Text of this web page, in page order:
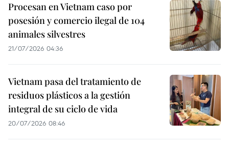
Procesan en Vietnam caso por
posesión y comercio ilegal de 104
animales silvestres
21/07/2026 04:36
Vietnam pasa del tratamiento de
residuos plásticos a la gestión
integral de su ciclo de vida
20/07/2026 08:46